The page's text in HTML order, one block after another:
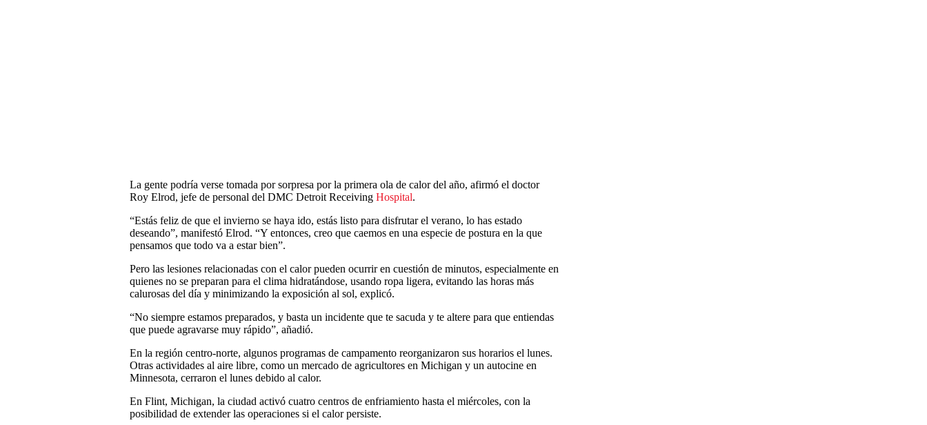
La gente podría verse tomada por sorpresa por la primera ola de calor del año, afirmó el doctor
Roy Elrod, jefe de personal del DMC Detroit Receiving Hospital.
“Estás feliz de que el invierno se haya ido, estás listo para disfrutar el verano, lo has estado
deseando”, manifestó Elrod. “Y entonces, creo que caemos en una especie de postura en la que
pensamos que todo va a estar bien”.
Pero las lesiones relacionadas con el calor pueden ocurrir en cuestión de minutos, especialmente en
quienes no se preparan para el clima hidratándose, usando ropa ligera, evitando las horas más
calurosas del día y minimizando la exposición al sol, explicó.
“No siempre estamos preparados, y basta un incidente que te sacuda y te altere para que entiendas
que puede agravarse muy rápido”, añadió.
En la región centro-norte, algunos programas de campamento reorganizaron sus horarios el lunes.
Otras actividades al aire libre, como un mercado de agricultores en Michigan y un autocine en
Minnesota, cerraron el lunes debido al calor.
En Flint, Michigan, la ciudad activó cuatro centros de enfriamiento hasta el miércoles, con la
posibilidad de extender las operaciones si el calor persiste.